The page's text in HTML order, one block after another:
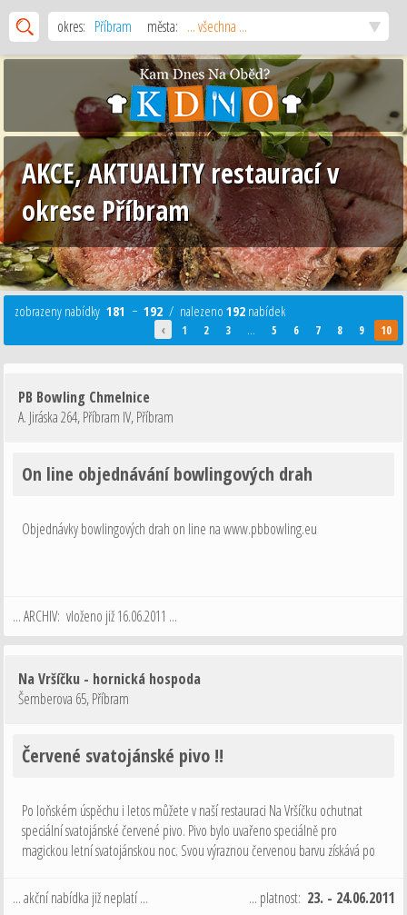
okres: Příbram města: ... všechna ...
AKCE, AKTUALITY restaurací v
okrese Příbram
zobrazeny nabídky181 −192 / nalezeno192 nabídek
‹
1 2 3 ... 5 6 7 8 9 10
PB Bowling Chmelnice
A. Jiráska 264, Příbram IV,Příbram
On line objednávání bowlingových drah
Objednávky bowlingových drah on line na www.pbbowling.eu
... ARCHIV: vloženo již 16.06.2011 ...
Na Vršíčku - hornická hospoda
Šemberova 65,Příbram
Červené svatojánské pivo !!
Po loňském úspěchu i letos můžete v naší restauraci Na Vršíčku ochutnat
speciální svatojánské červené pivo. Pivo bylo uvařeno speciálně pro
magickou letní svatojánskou noc. Svou výraznou červenou barvu získává po
prokvašení …
... akční nabídka již neplatí ... ... platnost: 23. - 24.06.2011